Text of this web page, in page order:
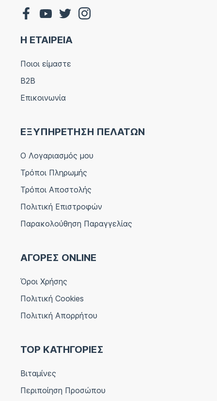
Η ΕΤΑΙΡΕΙΑ
Ποιοι είμαστε
B2B
Επικοινωνία
ΕΞΥΠΗΡΕΤΗΣΗ ΠΕΛΑΤΩΝ
Ο Λογαριασμός μου
Τρόποι Πληρωμής
Τρόποι Αποστολής
Πολιτική Επιστροφών
Παρακολούθηση Παραγγελίας
ΑΓΟΡΕΣ ONLINE
Όροι Χρήσης
Πολιτική Cookies
Πολιτική Απορρήτου
TOP ΚΑΤΗΓΟΡΙΕΣ
Βιταμίνες
Περιποίηση Προσώπου